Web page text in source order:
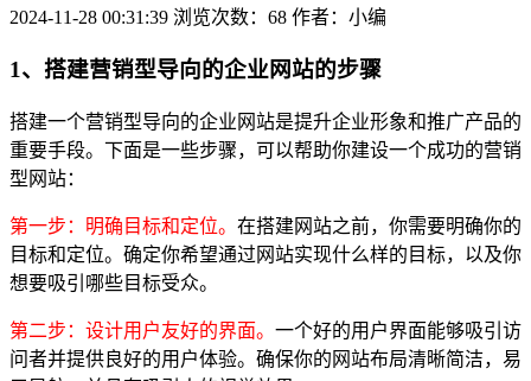
2024-11-28 00:31:39 浏览次数：68 作者：小编
1、搭建营销型导向的企业网站的步骤
搭建一个营销型导向的企业网站是提升企业形象和推广产品的
重要手段。下面是一些步骤，可以帮助你建设一个成功的营销
型网站：
第一步：明确目标和定位。 在搭建网站之前，你需要明确你的
目标和定位。确定你希望通过网站实现什么样的目标，以及你
想要吸引哪些目标受众。
第二步：设计用户友好的界面。 一个好的用户界面能够吸引访
问者并提供良好的用户体验。确保你的网站布局清晰简洁，易